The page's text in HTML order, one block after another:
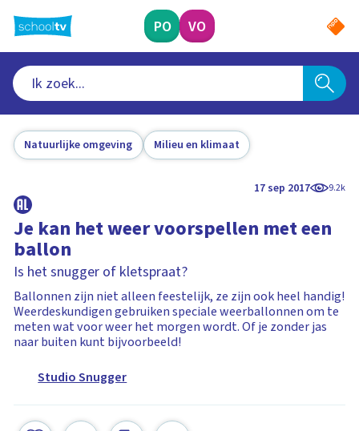
naar
hoofdinhoud
PO VO
Natuurlijke omgeving Milieu en klimaat
17 sep 2017 9.2k
Je kan het weer voorspellen met een
ballon
Is het snugger of kletspraat?
Ballonnen zijn niet alleen feestelijk, ze zijn ook heel handig!
Weerdeskundigen gebruiken speciale weerballonnen om te
meten wat voor weer het morgen wordt. Of je zonder jas
naar buiten kunt bijvoorbeeld!
Studio Snugger